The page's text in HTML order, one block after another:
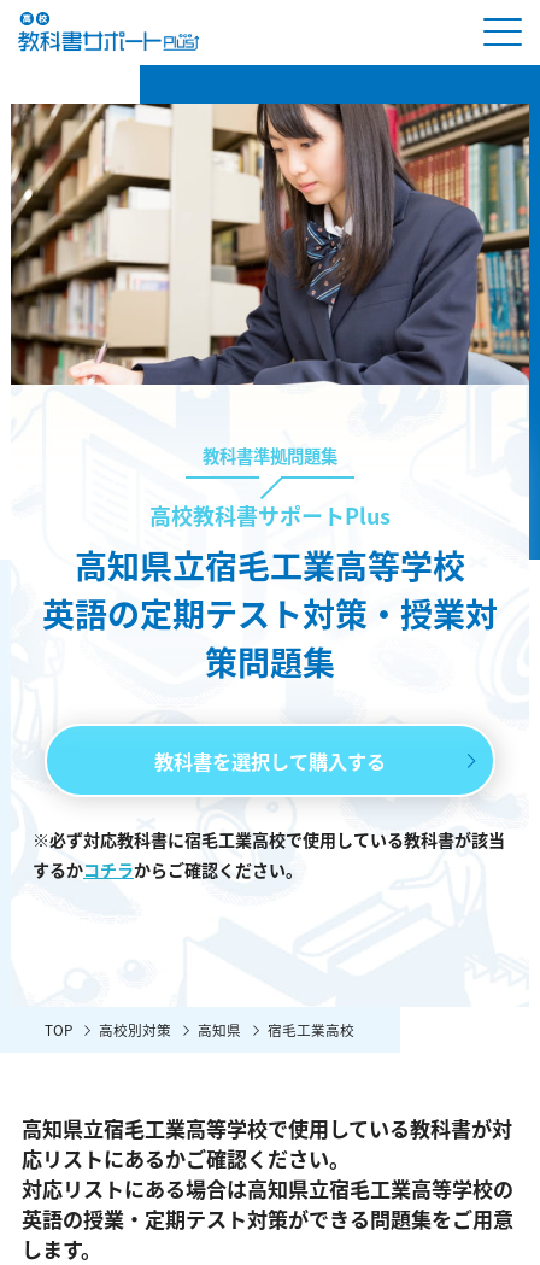
教科書準拠問題集
高校教科書サポートPlus
高知県立宿毛工業高等学校
英語の定期テスト対策・授業対
策問題集
教科書を選択して購入する
※必ず対応教科書に宿毛工業高校で使用している教科書が該当
するかコチラからご確認ください。
TOP 高校別対策 高知県 宿毛工業高校
高知県立宿毛工業高等学校で使用している教科書が対
応リストにあるかご確認ください。
対応リストにある場合は高知県立宿毛工業高等学校の
英語の授業・定期テスト対策ができる問題集をご用意
します。